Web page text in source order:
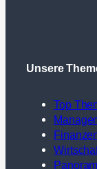
Unsere
Top